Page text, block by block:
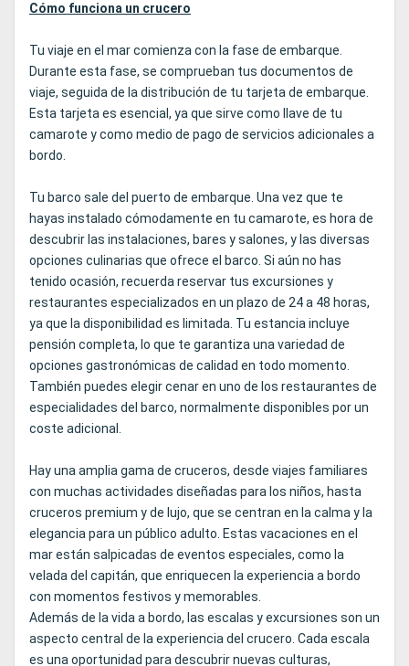
Cómo funciona un crucero
Tu viaje en el mar comienza con la fase de embarque.
Durante esta fase, se comprueban tus documentos de
viaje, seguida de la distribución de tu tarjeta de embarque.
Esta tarjeta es esencial, ya que sirve como llave de tu
camarote y como medio de pago de servicios adicionales a
bordo.
Tu barco sale del puerto de embarque. Una vez que te
hayas instalado cómodamente en tu camarote, es hora de
descubrir las instalaciones, bares y salones, y las diversas
opciones culinarias que ofrece el barco. Si aún no has
tenido ocasión, recuerda reservar tus excursiones y
restaurantes especializados en un plazo de 24 a 48 horas,
ya que la disponibilidad es limitada. Tu estancia incluye
pensión completa, lo que te garantiza una variedad de
opciones gastronómicas de calidad en todo momento.
También puedes elegir cenar en uno de los restaurantes de
especialidades del barco, normalmente disponibles por un
coste adicional.
Hay una amplia gama de cruceros, desde viajes familiares
con muchas actividades diseñadas para los niños, hasta
cruceros premium y de lujo, que se centran en la calma y la
elegancia para un público adulto. Estas vacaciones en el
mar están salpicadas de eventos especiales, como la
velada del capitán, que enriquecen la experiencia a bordo
con momentos festivos y memorables.
Además de la vida a bordo, las escalas y excursiones son un
aspecto central de la experiencia del crucero. Cada escala
es una oportunidad para descubrir nuevas culturas,